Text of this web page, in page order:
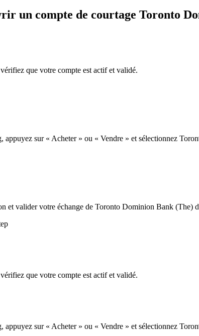
un compte de courtage Toronto
que votre compte est actif et validé.
appuyez sur « Acheter » ou « Vendre » et sélectionnez
et valider votre échange de Toronto Dominion Bank (The)
que votre compte est actif et validé.
appuyez sur « Acheter » ou « Vendre » et sélectionnez